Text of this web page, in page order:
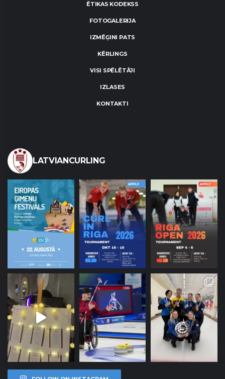
ĒTIKAS KODEKSS
FOTOGALERIJA
IZMĒĢINI PATS
KĒRLINGS
VISI SPĒLĒTĀJI
IZLASES
KONTAKTI
LATVIANCURLING